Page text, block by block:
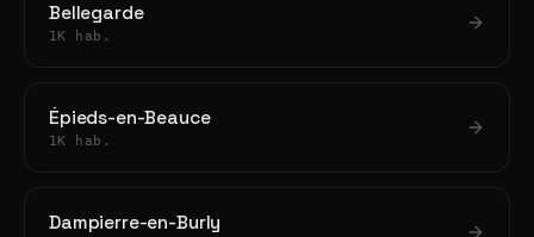
Bellegarde
1K hab.
Épieds-en-Beauce
1K hab.
Dampierre-en-Burly